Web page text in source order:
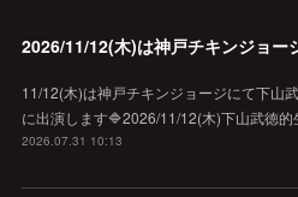
11/12(木)は神戸チキンジョージにて下山
に出演します🔷2026/11/12(木)下山武徳
2026.07.31 10:13